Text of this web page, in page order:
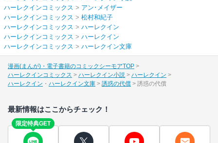
ハーレクインコミックス > アン･メイザー
ハーレクインコミックス > 松村和紀子
ハーレクインコミックス > ハーレクイン
ハーレクインコミックス > ハーレクイン
ハーレクインコミックス > ハーレクイン文庫
漫画(まんが)・電子書籍のコミックシーモアTOP
ハーレクインコミックス
ハーレクイン小説
ハーレクイン
ハーレクイン
ハーレクイン文庫 誘惑の代償 誘惑の代償
最新情報はここからチェック！
限定特典GET